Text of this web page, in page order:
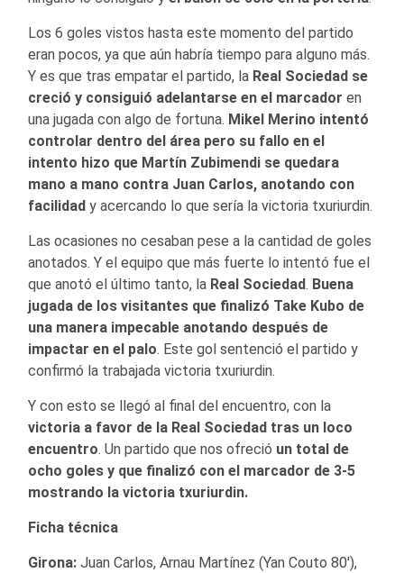
Los 6 goles vistos hasta este momento del partido
eran pocos, ya que aún habría tiempo para alguno más.
Y es que tras empatar el partido, la Real Sociedad se
creció y consiguió adelantarse en el marcador en
una jugada con algo de fortuna. Mikel Merino intentó
controlar dentro del área pero su fallo en el
intento hizo que Martín Zubimendi se quedara
mano a mano contra Juan Carlos, anotando con
facilidad y acercando lo que sería la victoria txuriurdin.
Las ocasiones no cesaban pese a la cantidad de goles
anotados. Y el equipo que más fuerte lo intentó fue el
que anotó el último tanto, la Real Sociedad. Buena
jugada de los visitantes que finalizó Take Kubo de
una manera impecable anotando después de
impactar en el palo. Este gol sentenció el partido y
confirmó la trabajada victoria txuriurdin.
Y con esto se llegó al final del encuentro, con la
victoria a favor de la Real Sociedad tras un loco
encuentro. Un partido que nos ofreció un total de
ocho goles y que finalizó con el marcador de 3-5
mostrando la victoria txuriurdin.
Ficha técnica
Girona: Juan Carlos, Arnau Martínez (Yan Couto 80′),